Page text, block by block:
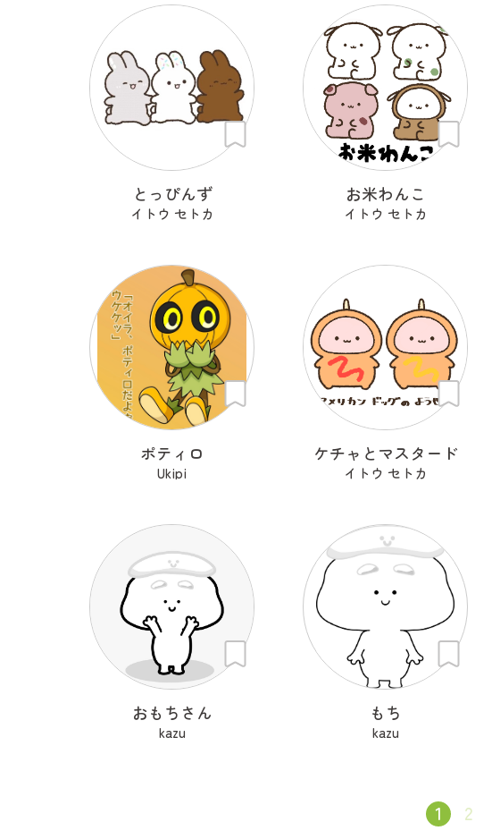
とっぴんず
イトウ セトカ
お米わんこ
イトウ セトカ
ポティロ
Ukipi
ケチャとマスタード
イトウ セトカ
おもちさん
kazu
もち
kazu
1 2